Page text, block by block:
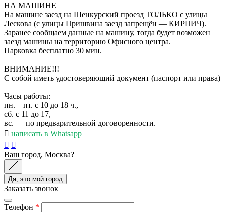
НА МАШИНЕ
На машине заезд на Шенкурский проезд ТОЛЬКО с улицы
Лескова (с улицы Пришвина заезд запрещён — КИРПИЧ).
Заранее сообщаем данные на машину, тогда будет возможен
заезд машины на территорию Офисного центра.
Парковка бесплатно 30 мин.
ВНИМАНИЕ!!!
С собой иметь удостоверяющий документ (паспорт или права)
Часы работы:
пн. – пт. с 10 до 18 ч.,
сб. с 11 до 17,
вс. — по предварительной договоренности.
написать в Whatsapp
Ваш город, Москва?
Да, это мой город
Заказать звонок
Телефон *